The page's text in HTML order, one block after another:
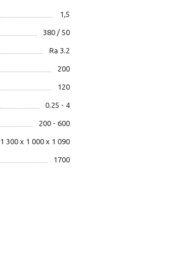
1,5
380 / 50
Ra 3.2
200
120
0.25 - 4
200 - 600
1 300 х 1 000 х 1 090
1700